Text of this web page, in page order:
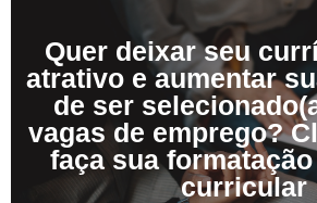
Quer deixar seu
atrativo e aumentar
de ser
vagas de emprego?
faça sua
curricular